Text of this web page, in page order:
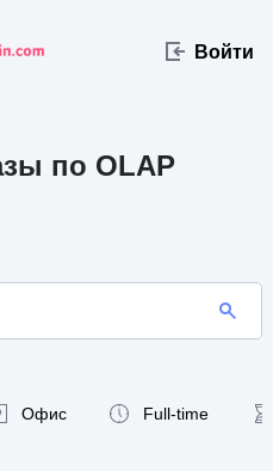
Войти
по OLAP
Офис Full-time